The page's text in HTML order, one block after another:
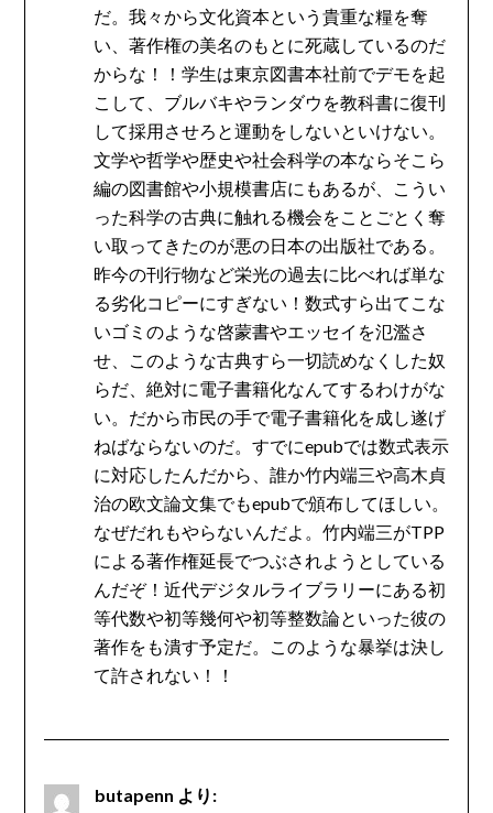
だ。我々から文化資本という貴重な糧を奪
い、著作権の美名のもとに死蔵しているのだ
からな！！学生は東京図書本社前でデモを起
こして、ブルバキやランダウを教科書に復刊
して採用させろと運動をしないといけない。
文学や哲学や歴史や社会科学の本ならそこら
編の図書館や小規模書店にもあるが、こうい
った科学の古典に触れる機会をことごとく奪
い取ってきたのが悪の日本の出版社である。
昨今の刊行物など栄光の過去に比べれば単な
る劣化コピーにすぎない！数式すら出てこな
いゴミのような啓蒙書やエッセイを氾濫さ
せ、このような古典すら一切読めなくした奴
らだ、絶対に電子書籍化なんてするわけがな
い。だから市民の手で電子書籍化を成し遂げ
ねばならないのだ。すでにepubでは数式表示
に対応したんだから、誰か竹内端三や高木貞
治の欧文論文集でもepubで頒布してほしい。
なぜだれもやらないんだよ。竹内端三がTPP
による著作権延長でつぶされようとしている
んだぞ！近代デジタルライブラリーにある初
等代数や初等幾何や初等整数論といった彼の
著作をも潰す予定だ。このような暴挙は決し
て許されない！！
butapenn より: